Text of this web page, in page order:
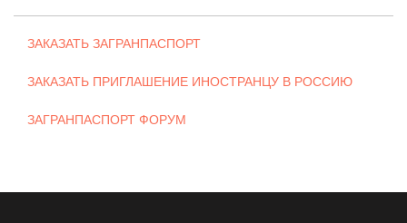
ЗАКАЗАТЬ ЗАГРАНПАСПОРТ
ЗАКАЗАТЬ ПРИГЛАШЕНИЕ ИНОСТРАНЦУ В РОССИЮ
ЗАГРАНПАСПОРТ ФОРУМ